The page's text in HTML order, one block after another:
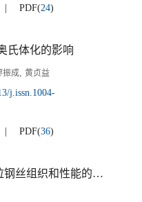
PDF(24)
氏体化的影响
振成, 黄贞益
j.issn.1004-
PDF(36)
退火工艺对2 000 MPa级冷拉钢丝组织和性能的影响